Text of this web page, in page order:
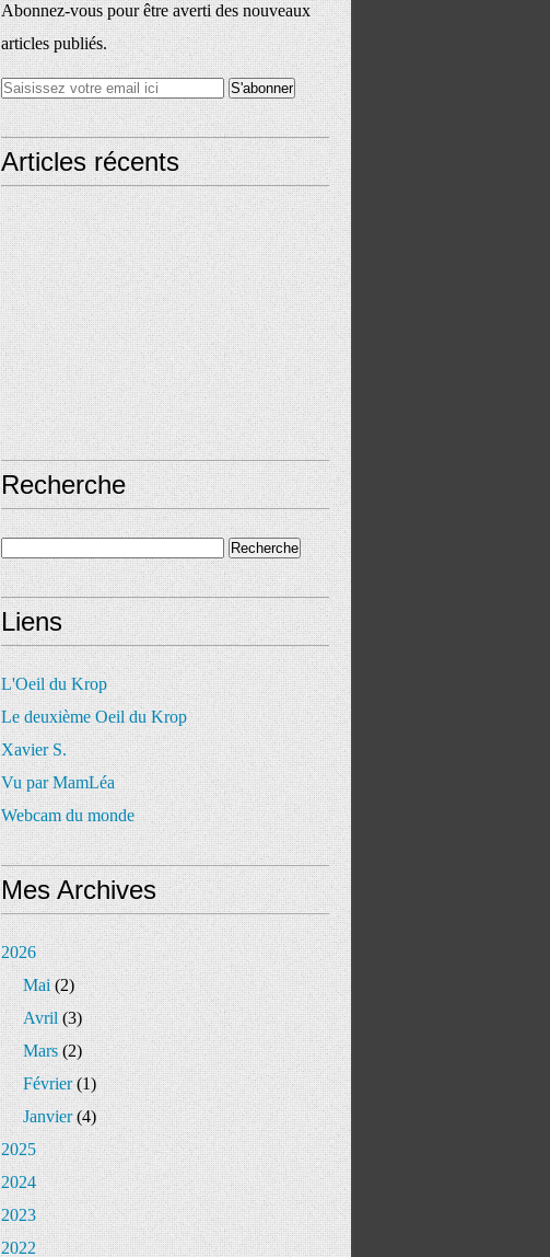
Abonnez-vous pour être averti des nouveaux
articles publiés.
Articles récents
Recherche
Liens
L'Oeil du Krop
Le deuxième Oeil du Krop
Xavier S.
Vu par MamLéa
Webcam du monde
Mes Archives
2026
Mai(2)
Avril(3)
Mars(2)
Février(1)
Janvier(4)
2025
2024
2023
2022